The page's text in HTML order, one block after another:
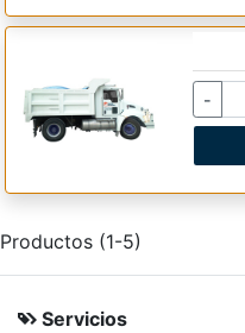
-
Productos (1-5)
Servicios